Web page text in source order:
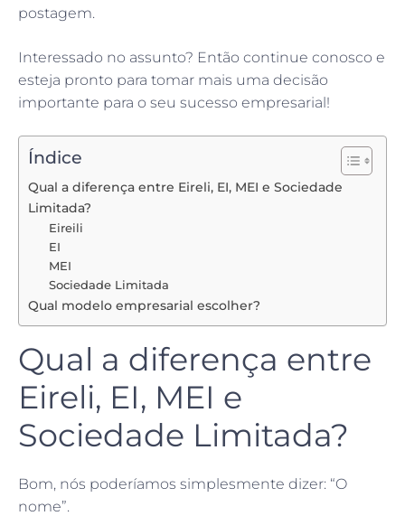
postagem.
Interessado no assunto? Então continue conosco e
esteja pronto para tomar mais uma decisão
importante para o seu sucesso empresarial!
Índice
Qual a diferença entre Eireli, EI, MEI e Sociedade
Limitada?
Eireili
EI
MEI
Sociedade Limitada
Qual modelo empresarial escolher?
Qual a diferença entre
Eireli, EI, MEI e
Sociedade Limitada?
Bom, nós poderíamos simplesmente dizer: “O
nome”.